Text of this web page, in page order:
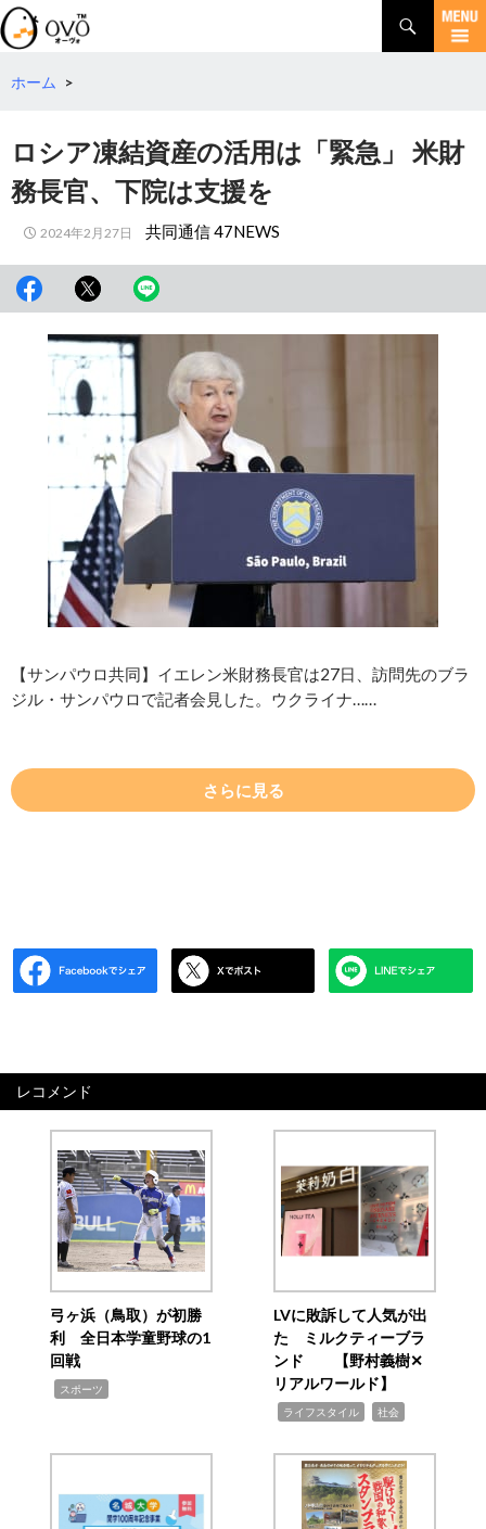
検
索
コ
テ
動
ホーム >
ロシア凍結資産の活用は「緊急」 米財
務長官、下院は支援を
2024年2月27日 共同通信 47NEWS
【サンパウロ共同】イエレン米財務長官は27日、訪問先のブラ
ジル・サンパウロで記者会見した。ウクライナ……
さらに見る
レコメンド
弓ヶ浜（鳥取）が初勝
利 全日本学童野球の1
回戦
スポーツ
LVに敗訴して人気が出
た ミルクティーブラ
ンド 【野村義樹✕
リアルワールド】
ライフスタイル 社会